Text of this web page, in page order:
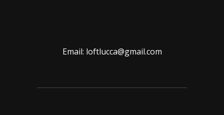
Email: loftlucca@gmail.com